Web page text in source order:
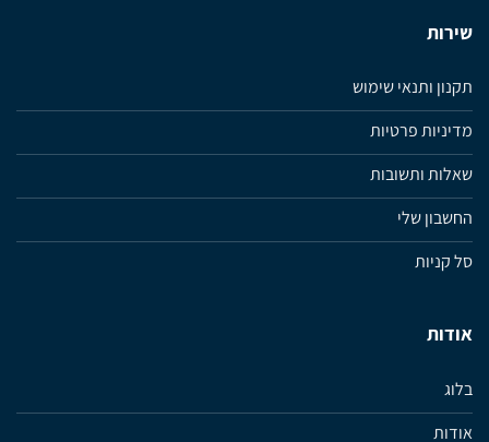
שירות
תקנון ותנאי שימוש
מדיניות פרטיות
שאלות ותשובות
החשבון שלי
סל קניות
אודות
בלוג
אודות